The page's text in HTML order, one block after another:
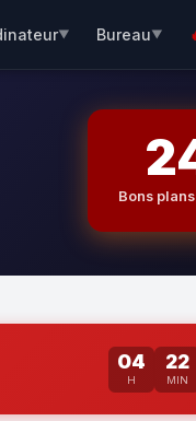
▼ Bureau▼
Bons
04
H
22
MIN